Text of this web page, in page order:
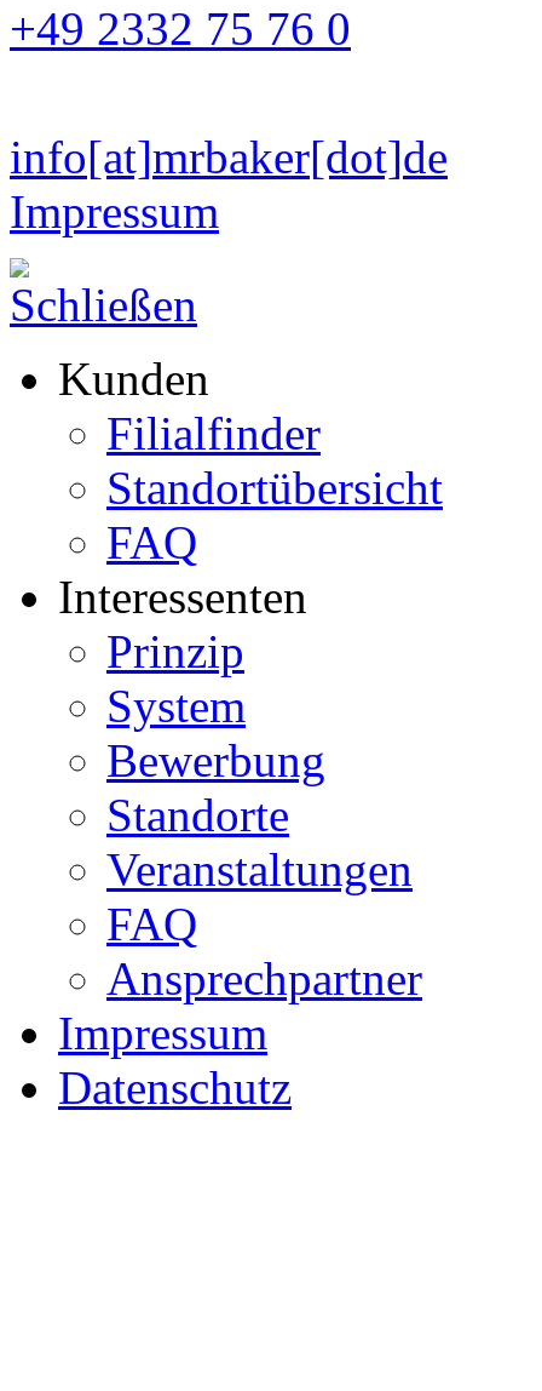
+49 2332 75 76 0
info[at]mrbaker[dot]de
Impressum
Kunden
Filialfinder
Standortübersicht
FAQ
Interessenten
Prinzip
System
Bewerbung
Standorte
Veranstaltungen
FAQ
Ansprechpartner
Impressum
Datenschutz